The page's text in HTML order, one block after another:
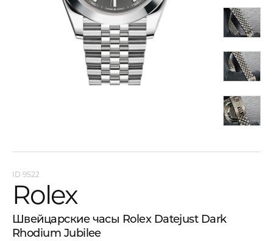
9522
Rolex
Швейцарские часы Rolex Datejust Dark
Rhodium Jubilee